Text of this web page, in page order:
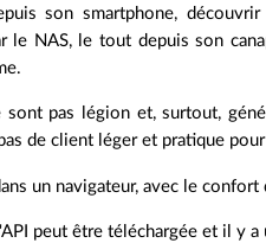
son smartphone,
NAS, le tout depuis son
pas légion et, surtout,
de client léger et pratique
un navigateur, avec le confort
peut être téléchargée et il y